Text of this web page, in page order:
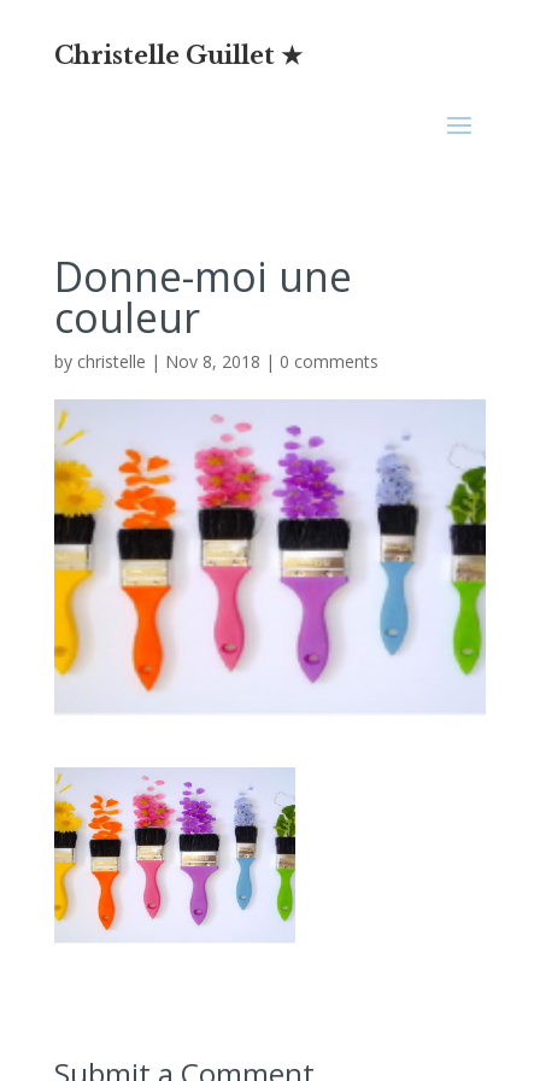
Christelle Guillet ★
Donne-moi une
couleur
by christelle | Nov 8, 2018 | 0 comments
Submit a Comment